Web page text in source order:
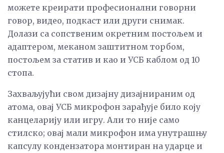
можете креирати професионални говорни
говор, видео, подкаст или други снимак.
Долази са сопственим окретним постољем и
адаптером, меканом заштитном торбом,
постољем за статив и као и УСБ каблом од 10
стопа.
Захваљујући свом дизајну дизајнираним од
атома, овај УСБ микрофон зарађује било коју
канцеларију или игру. Али то није само
стилско; овај мали микрофон има унутрашњу
капсулу кондензатора монтиран на ударце и